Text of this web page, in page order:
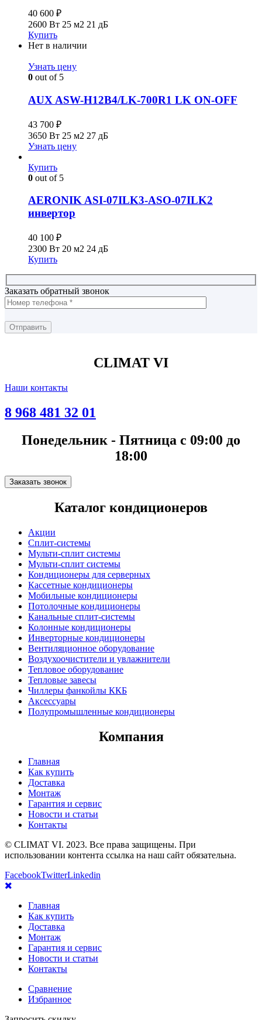
40 600 ₽
2600 Вт 25 м2 21 дБ
Купить
Нет в наличии
Узнать цену
0 out of 5
AUX ASW-H12B4/LK-700R1 LK ON-OFF
43 700 ₽
3650 Вт 25 м2 27 дБ
Узнать цену
Купить
0 out of 5
AERONIK ASI-07ILK3-ASO-07ILK2
инвертoр
40 100 ₽
2300 Вт 20 м2 24 дБ
Купить
Заказать обратный звонок
CLIMAT VI
Наши контакты
8 968 481 32 01
Понедельник - Пятница с 09:00 до
18:00
Заказать звонок
Каталог кондиционеров
Акции
Сплит-системы
Мульти-сплит системы
Мульти-сплит системы
Кондиционеры для серверных
Кассетные кондиционеры
Мобильные кондиционеры
Потолочные кондиционеры
Канальные сплит-системы
Колонные кондиционеры
Инверторные кондиционеры
Вентиляционное оборудование
Воздухоочистители и увлажнители
Тепловое оборудование
Тепловые завесы
Чиллеры фанкойлы ККБ
Аксессуары
Полупромышленные кондиционеры
Компания
Главная
Как купить
Доставка
Монтаж
Гарантия и сервис
Новости и статьи
Контакты
© CLIMAT VI. 2023. Все права защищены. При
использовании контента ссылка на наш сайт обязательна.
FacebookTwitterLinkedin
Главная
Как купить
Доставка
Монтаж
Гарантия и сервис
Новости и статьи
Контакты
Сравнение
Избранное